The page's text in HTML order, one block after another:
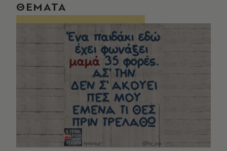
ΘΕΜΑΤΑ